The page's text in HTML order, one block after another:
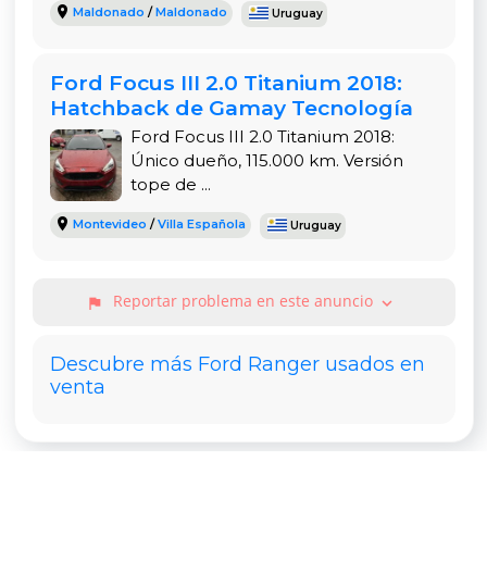
Considerando su estado general, el precio de US$
características. El respaldo de ser de un único
dueño y la seguridad de comprar en una
concesionaria con 12 años de trayectoria se
suman a un paquete de financiación flexible que
te permite adaptar la compra a tu presupuesto.
Esta Ranger representa una inversión inteligente
Maldonado /Maldonado Uruguay
Ford Focus III 2.0 Titanium 2018:
Hatchback de Gamay Tecnología
Ford Focus III 2.0 Titanium 2018:
Único dueño, 115.000 km. Versión
tope de ...
Montevideo /Villa Española Uruguay
flag Reportar problema en este anuncio expand_more
Descubre más Ford Ranger usados en
venta